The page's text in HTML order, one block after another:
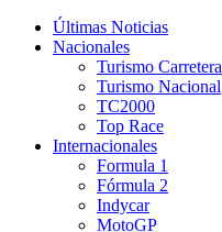
Últimas Noticias
Nacionales
Turismo Carretera
Turismo Nacional
TC2000
Top Race
Internacionales
Formula 1
Fórmula 2
Indycar
MotoGP